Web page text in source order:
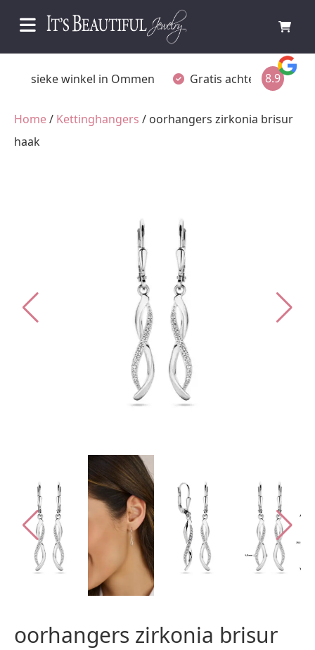
Fysieke winkel in Ommen Gratis achteraf betalen
8.9
Home/ Kettinghangers / oorhangers zirkonia brisur
haak
oorhangers zirkonia brisur